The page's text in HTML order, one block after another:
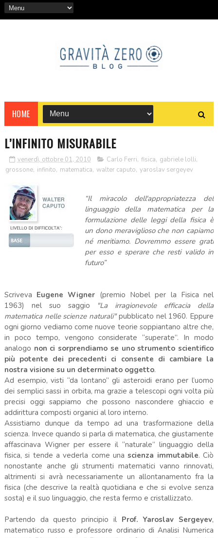
HOME
L’INFINITO MISURABILE
venerdì, ottobre 01, 2010 Carlo Ferri, fisica, gabriele lolli,
grossone, infinito, matematica, walter caputo, yaroslav sergeyev
“Il miracolo dell'appropriatezza del
linguaggio della matematica per la
formulazione delle leggi della fisica è
un dono meraviglioso che non capiamo
né meritiamo. Dovremmo essere grati
per esso e sperare che resti valido in
futuro”
Scriveva Eugene Wigner (premio Nobel per la Fisica nel
1963) nel suo saggio
"La irragionevole efficacia della
matematica nelle scienze naturali"pubblicato nel 1960. Eppure
ogni giorno vediamo come nuove teorie soppiantano altre che,
in poco tempo, vengono considerate “superate”. In modo
analogo non ci sorprendiamo se uno strumento scientifico
più potente dei precedenti ci consente di cambiare la
nostra visione su un determinato oggetto.
Ad esempio, visti “da lontano” gli asteroidi erano per l’uomo
dei semplici sassi in orbita, ma grazie a telescopi ogni volta più
precisi oggi sappiamo che possono nascondere ghiaccio e
addirittura composti organici al loro interno.
Assistiamo dunque da tempo ad una trasformazione della
scienza. Invece quando si parla di matematica, che giustamente
affascinava Wigner per essere il “naturale” linguaggio della
fisica, si tende a vederla come unascienza immutabile. Ciò
nonostante anche gli strumenti matematici vanno rinnovati,
altrimenti si avrà necessariamente un allontanamento fra la
fisica (che descrive la realtà quotidiana e che si evolve senza
sosta) e il suo linguaggio, che resta fermo e cristallizzato.
Partendo da questo principio il Prof. Yaroslav Sergeyev,
matematico russo e professore ordinario di Analisi Numerica